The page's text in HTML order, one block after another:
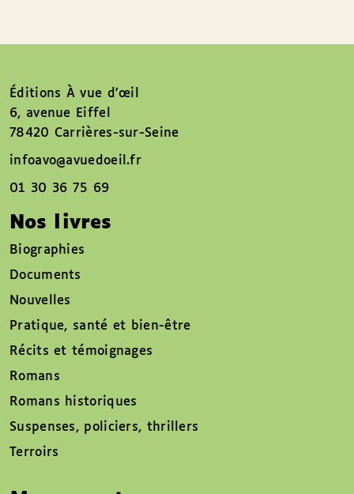
Éditions À vue d’œil
6, avenue Eiffel
78420 Carrières-sur-Seine
infoavo@avuedoeil.fr
01 30 36 75 69
Nos livres
Biographies
Documents
Nouvelles
Pratique, santé et bien-être
Récits et témoignages
Romans
Romans historiques
Suspenses, policiers, thrillers
Terroirs